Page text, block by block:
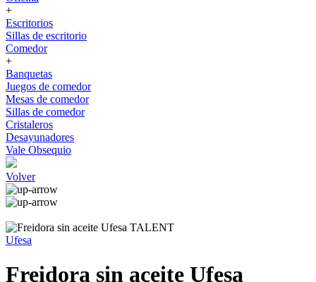
+
Escritorios
Sillas de escritorio
Comedor
+
Banquetas
Juegos de comedor
Mesas de comedor
Sillas de comedor
Cristaleros
Desayunadores
Vale Obsequio
Volver
Ufesa
Freidora sin aceite Ufesa